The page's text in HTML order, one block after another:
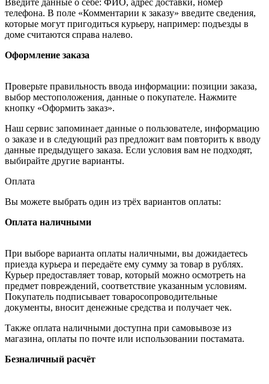
телефона. В поле «Комментарии к заказу» введите сведения,
которые могут пригодиться курьеру, например: подъезды в
доме считаются справа налево.
Оформление заказа
Проверьте правильность ввода информации: позиции заказа,
выбор местоположения, данные о покупателе. Нажмите
кнопку «Оформить заказ».
Наш сервис запоминает данные о пользователе, информацию
о заказе и в следующий раз предложит вам повторить к вводу
данные предыдущего заказа. Если условия вам не подходят,
выбирайте другие варианты.
Оплата
Вы можете выбрать один из трёх вариантов оплаты:
Оплата наличными
При выборе варианта оплаты наличными, вы дожидаетесь
приезда курьера и передаёте ему сумму за товар в рублях.
Курьер предоставляет товар, который можно осмотреть на
предмет повреждений, соответствие указанным условиям.
Покупатель подписывает товаросопроводительные
документы, вносит денежные средства и получает чек.
Также оплата наличными доступна при самовывозе из
магазина, оплаты по почте или использовании постамата.
Безналичный расчёт